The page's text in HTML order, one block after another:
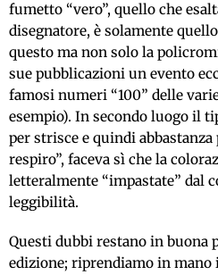
fumetto “vero”, quello che
disegnatore, è solamente
questo ma non solo la
sue pubblicazioni un evento
famosi numeri “100” delle
esempio). In secondo luogo il
per strisce e quindi
respiro”, faceva sì che la
letteralmente “impastate” dal
leggibilità.
Questi dubbi restano in buona
edizione; riprendiamo in